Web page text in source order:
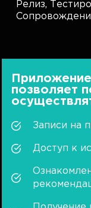
Релиз,
позволяет
Записи на
Доступ к